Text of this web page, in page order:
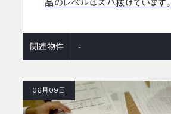
品のレベルはズバ抜けていま
関連物件 -
06月09日